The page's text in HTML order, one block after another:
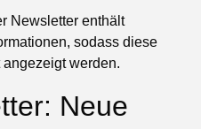
Newsletter enthält
sodass diese
werden.
Neue